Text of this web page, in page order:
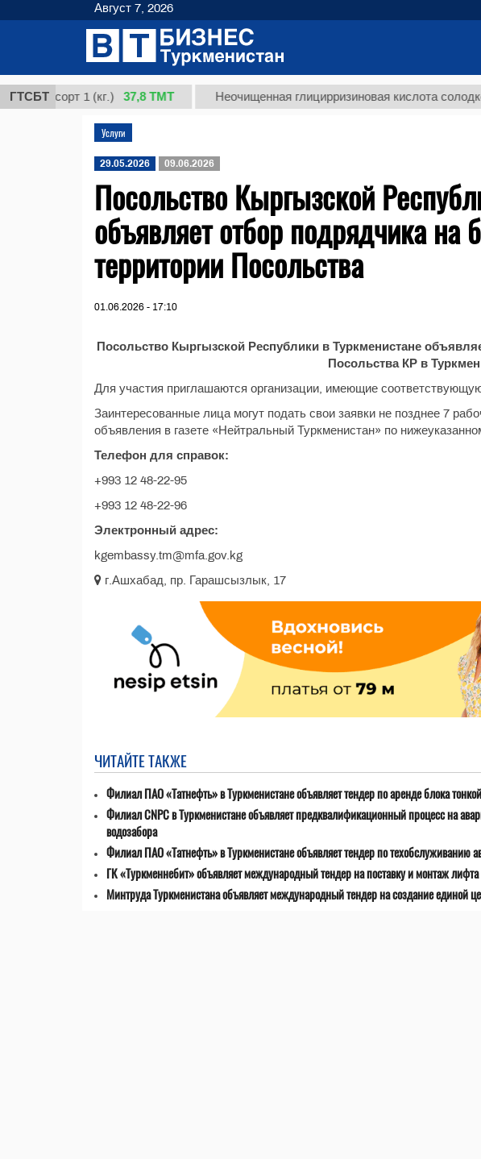
ГТСБТ
сорт 1 (кг.) 37,8 ТМТ Неочищенная глицирризиновая кислота
Услуги
29.05.2026 09.06.2026
Посольство Кыргызской
объявляет отбор подрядчика на
территории Посольства
01.06.2026 - 17:10
Посольство Кыргызской Республики в Туркменистане
Посольства КР в
Для участия приглашаются организации, имеющие
Заинтересованные лица могут подать свои заявки не позднее 7
объявления в газете «Нейтральный Туркменистан» по
Телефон для справок:
+993 12 48-22-95
+993 12 48-22-96
Электронный адрес:
kgembassy.tm@mfa.gov.kg
г.Ашхабад, пр. Гарашсызлык, 17
ЧИТАЙТЕ ТАКЖЕ
Филиал ПАО «Татнефть» в Туркменистане объявляет тендер по аренде блока
Филиал CNPC в Туркменистане объявляет предквалификационный процесс на
водозабора
Филиал ПАО «Татнефть» в Туркменистане объявляет тендер по техобслуживанию
ГК «Туркменнебит» объявляет международный тендер на поставку и монтаж лифта
Минтруда Туркменистана объявляет международный тендер на создание единой
Август 7, 2026